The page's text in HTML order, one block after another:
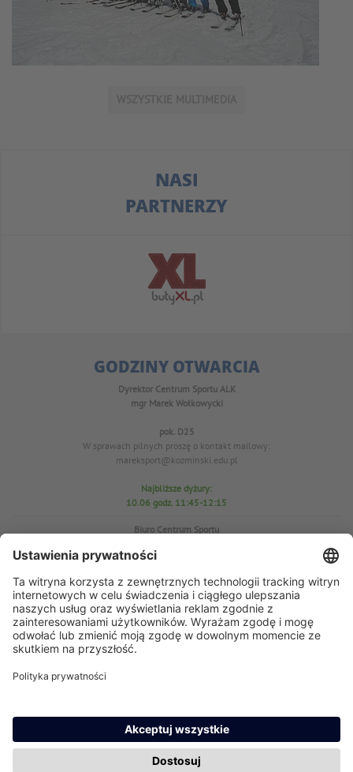
NASI
PARTNERZY
GODZINY OTWARCIA
Dyrektor Centrum Sportu ALK
mgr Marek Wołkowycki
pok. D25
W sprawach pilnych proszę o kontakt mailowy:
mareksport@kozminski.edu.pl
Najbliższe dyżury:
10.06 godz. 11:45-12:15
Biuro Centrum Sportu
tel. 22-519-23-03
Prezes AZS
mgr Anna Perzyńska
W sprawach pilnych proszę o kontakt mailowy:ap@kozminski.edu.pl
24.06 godz. 12:30-13:00
29.06 godz. 11:45-12:15
30.06 godz. 12:45-13:15